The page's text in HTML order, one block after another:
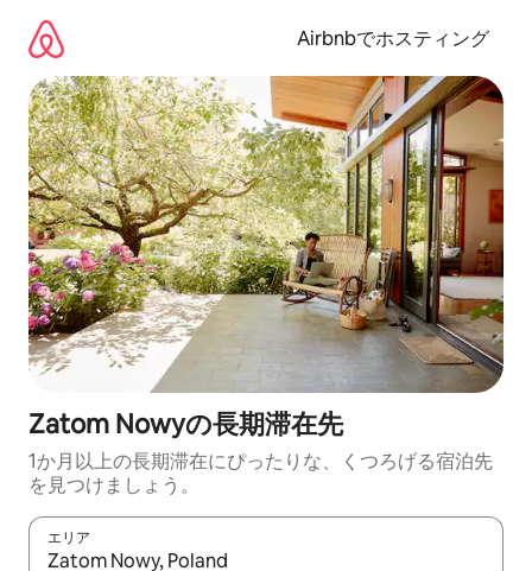
Airbnbでホスティング
Zatom Nowyの長期滞在先
1か月以上の長期滞在にぴったりな、くつろげる宿泊先
を見つけましょう。
エリア
検索結果が表示されたら、上下の矢印キーを使って移動するか